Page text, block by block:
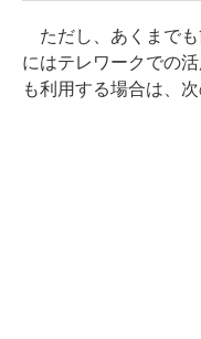
ただし、あくまでも
にはテレワークでの
も利用する場合は、